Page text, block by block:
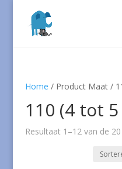
Home / Product Maat /
110 (4 tot
Resultaat 1–12 van de